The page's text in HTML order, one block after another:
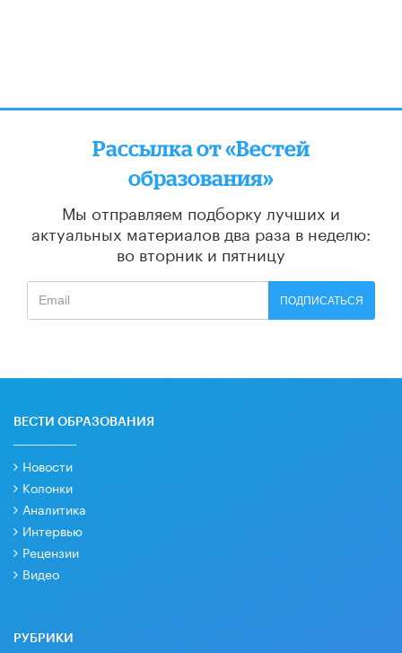
Рассылка от «Вестей
образования»
Мы отправляем подборку лучших и
актуальных материалов два раза в неделю:
во вторник и пятницу
ПОДПИСАТЬСЯ
ВЕСТИ ОБРАЗОВАНИЯ
Новости
Колонки
Аналитика
Интервью
Рецензии
Видео
РУБРИКИ